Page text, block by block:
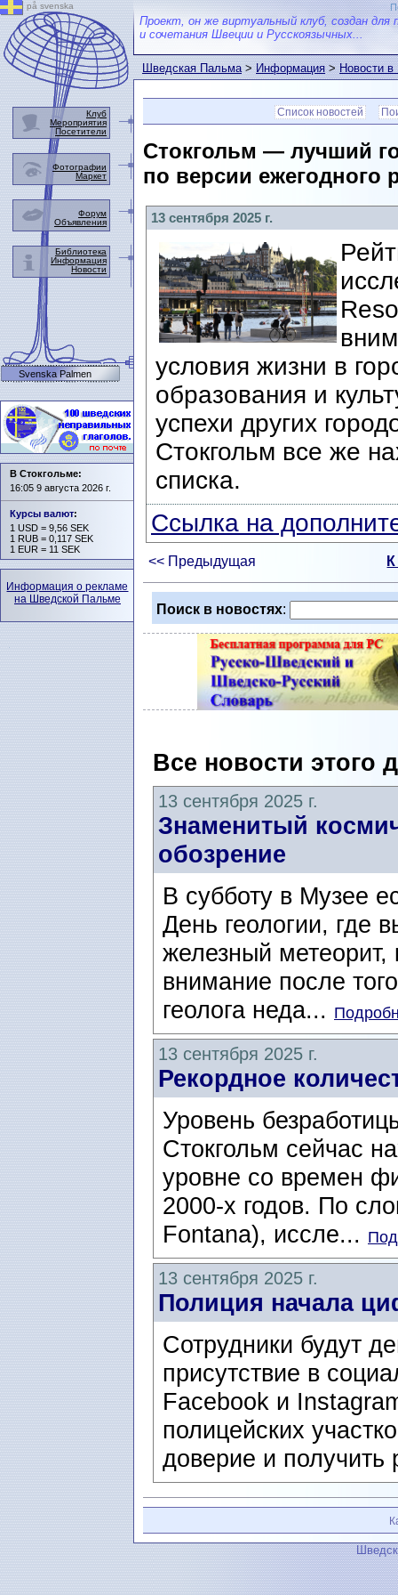
Проект, он же виртуальный клуб, создан для
и сочетания Швеции и Русскоязычных...
Шведская Пальма>Информация>Новости
Список новостей
Стокгольм — лучший
по версии ежегодного
13 сентября 2025 г.
условия жизни в
образования и
успехи других
Стокгольм все же
списка.
Ссылка на
<< Предыдущая
Поиск в новостях:
Все новости этого
13 сентября 2025 г.
Знаменитый
обозрение
В субботу в Музее
День геологии, где
железный
внимание после
геолога неда...
13 сентября 2025 г.
Рекордное
Уровень
Стокгольм сейчас
уровне со времен
2000-х годов. По
Fontana), иссле...
13 сентября 2025 г.
Полиция начала
Сотрудники будут
присутствие в
Facebook и
полицейских
доверие и
på svenska
Клуб
Мероприятия
Посетители
Фотографии
Маркет
Форум
Объявления
Библиотека
Информация
Новости
Svenska Palmen
В Стокгольме:
16:05 9 августа 2026 г.
Курсы валют:
1 USD = 9,56 SEK
1 RUB = 0,117 SEK
1 EUR = 11 SEK
Информация о рекламе
на Шведской Пальме